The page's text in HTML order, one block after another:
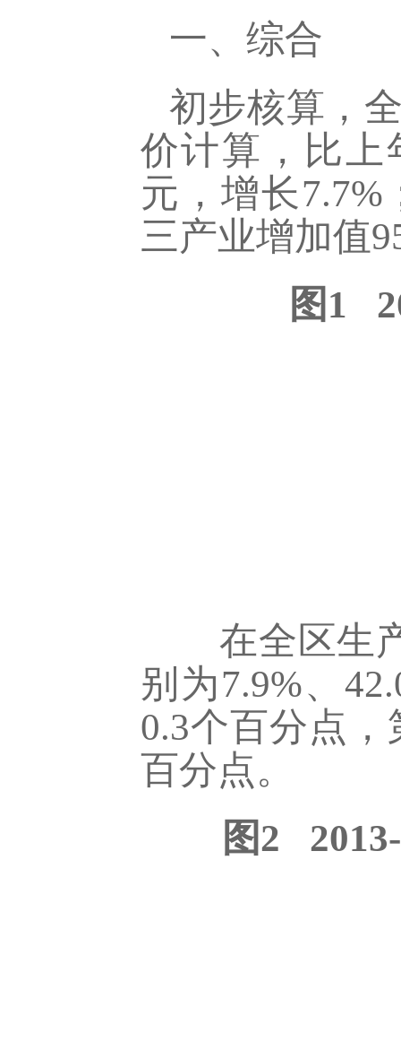
一、综合
初步核算，
价计算，比上
元，增长7.7%
三产业增加值
图1
在全区生
别为7.9%、
0.3个百分点
百分点。
图2